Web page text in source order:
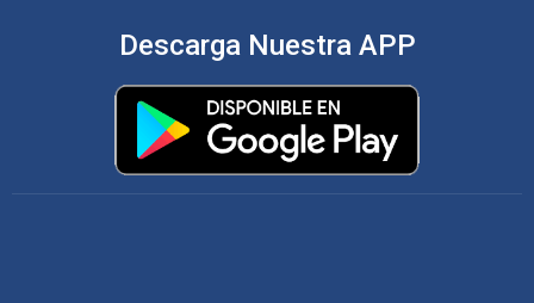
Descarga Nuestra APP